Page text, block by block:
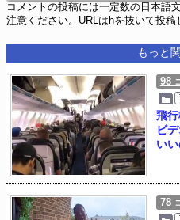
コメントの投稿には一定数の日本語
注意ください。URLはhを抜いて投稿
もっと
98
飛
ビ
いい
78